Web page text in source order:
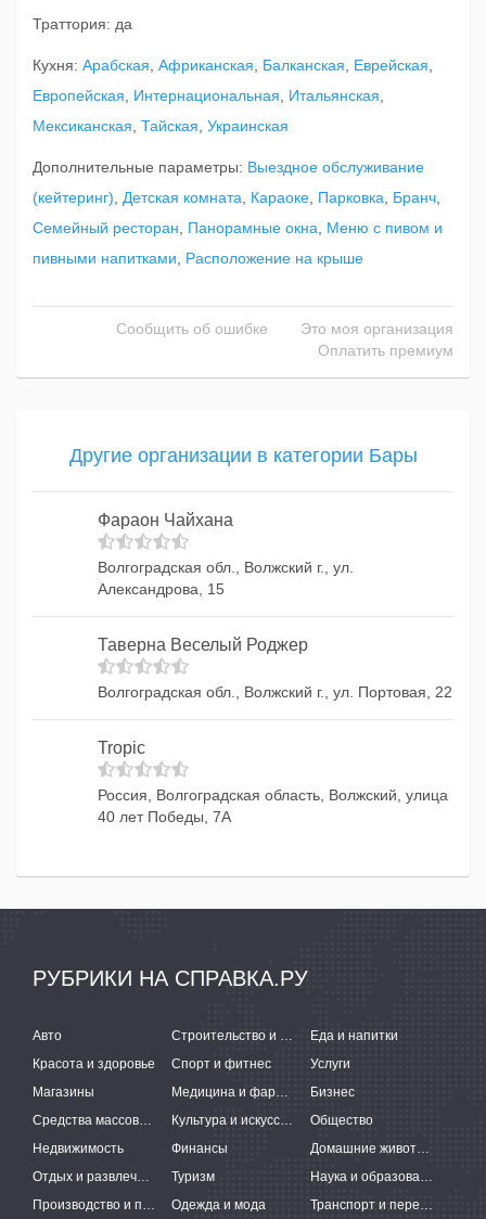
Траттория: да
Кухня: Арабская Африканская Балканская Еврейская
Европейская
Интернациональная Итальянская
Мексиканская Тайская Украинская
Дополнительные параметры: Выездное обслуживание
(кейтеринг)
Детская комната Караоке Парковка Бранч
Семейный ресторан
Панорамные окна
Меню с пивом и
пивными напитками
Расположение на крыше
Сообщить об ошибке
Это моя организация
Оплатить премиум
Другие организации в категории Бары
Фараон Чайхана
Волгоградская обл., Волжский г., ул.
Александрова, 15
Таверна Веселый Роджер
Волгоградская обл., Волжский г., ул. Портовая, 22
Tropic
Россия, Волгоградская область, Волжский, улица
40 лет Победы, 7А
РУБРИКИ НА СПРАВКА.РУ
Авто Строительство и ремонт
Еда и напитки
Красота и здоровье
Спорт и фитнес
Услуги
Магазины
Медицина и фармацевтика
Бизнес
Средства массовой информации
Культура и искусство
Общество
Недвижимость
Финансы
Домашние животные
Отдых и развлечения
Туризм
Наука и образование
Производство и поставки
Одежда и мода Транспорт и перевозки